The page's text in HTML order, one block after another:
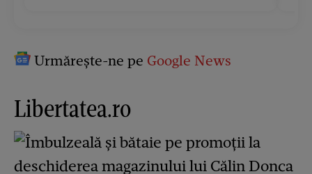
Urmărește-ne pe Google News
Libertatea.ro